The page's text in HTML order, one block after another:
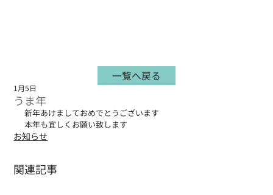
うま年
1月5日
新年あけましておめでとうございます
本年も宜しくお願い致します
お知らせ
関連記事
一覧へ戻る